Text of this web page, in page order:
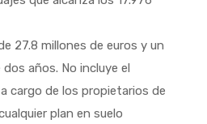
27.8 millones de euros y un
años. No incluye el
cargo de los propietarios de
plan en suelo